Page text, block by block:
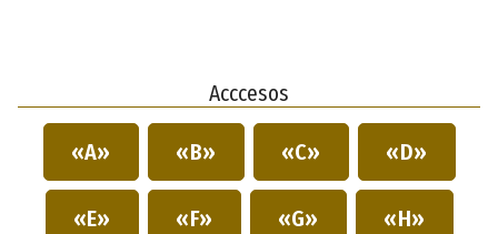
Acccesos
«A» «B» «C» «D»
«E» «F» «G» «H»